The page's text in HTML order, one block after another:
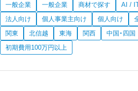
一般企業
一般企業 商材で探す AI /
法人向け
個人事業主向け 個人向け
関東
北信越 東海 関西 中国・四国
初期費用100万円以上